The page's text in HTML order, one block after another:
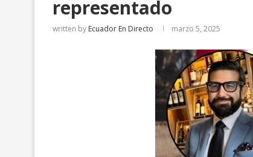
representado
written by Ecuador En Directo marzo 5, 2025